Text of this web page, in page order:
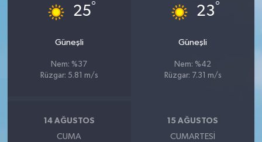
25°
Güneşli
Nem: %37
Rüzgar: 5.81 m/s
23°
Güneşli
Nem: %42
Rüzgar: 7.31 m/s
14 AĞUSTOS
CUMA
15 AĞUSTOS
CUMARTESI